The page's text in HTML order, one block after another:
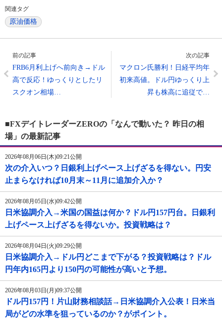
関連タグ
原油価格
前の記事
FRB6月利上げへ前向き→ドル
高で反応！ゆっくりとしたリ
スクオン相場…
次の記事
マクロン氏勝利！日経平均年
初来高値。ドル円ゆっくり上
昇も株高に追従で…
■FXデイトレーダーZEROの「なんで動いた？ 昨日の相
場」の最新記事
2026年08月06日(木)09:21公開
次の介入いつ？日銀利上げペース上げざるを得ない。円安
止まらなければ10月末～11月に追加介入か？
2026年08月05日(水)09:42公開
日米協調介入→米国の国益は何か？ドル円157円台。日銀利
上げペース上げざるを得ないか。投資戦略は？
2026年08月04日(火)09:29公開
日米協調介入→ドル円どこまで下がる？投資戦略は？ドル
円年内165円より150円の可能性が高いと予想。
2026年08月03日(月)09:37公開
ドル円157円！片山財務相談話→日米協調介入公表！日米当
局がどの水準を狙っているのか？がポイント。